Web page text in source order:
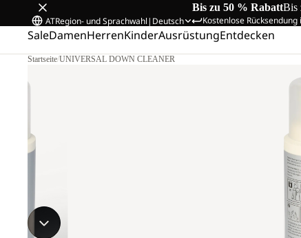
Bis zu 50 % RabattBis
Kostenlose
ATRegion- und Sprachwahl| Deutsch
SaleDamenHerrenKinderAusrüstungEntdecken
Startseite/UNIVERSAL DOWN CLEANER